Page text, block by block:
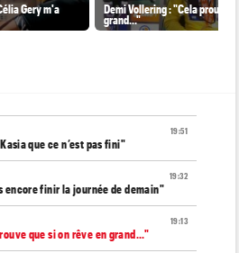
Gery m'a
Demi Vollering : "Cela prouve
grand..."
19:51
que ce n’est pas fini"
19:32
encore finir la journée de demain"
19:13
que si on rêve en grand..."